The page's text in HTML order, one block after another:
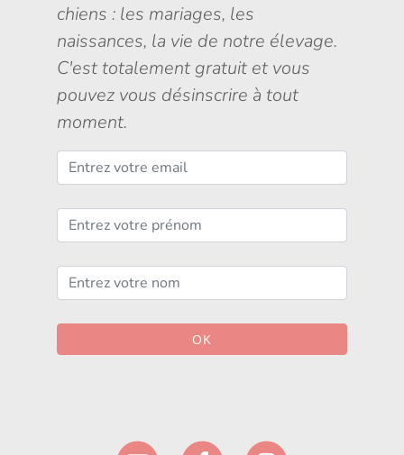
chiens : les mariages, les
naissances, la vie de notre élevage.
C'est totalement gratuit et vous
pouvez vous désinscrire à tout
moment.
OK